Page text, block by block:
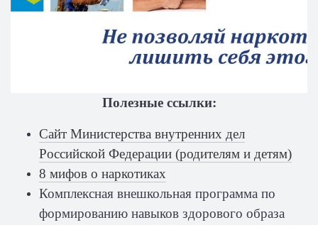
Полезные ссылки:
Сайт Министерства внутренних дел
Российской Федерации (родителям и детям)
8 мифов о наркотиках
Комплексная внешкольная программа по
формированию навыков здорового образа